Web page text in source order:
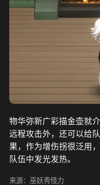
物华弥新广彩描金壶就
远程攻击外，还可以给
果，作为增伤拐很泛用
队伍中发光发热。
来源：巫妖靑怪力